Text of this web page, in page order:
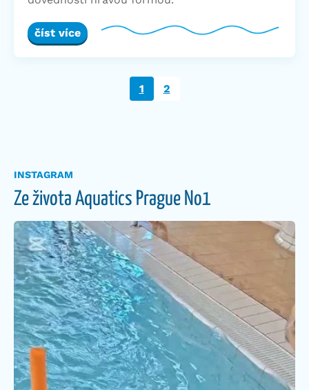
číst více
1 2
INSTAGRAM
Ze života Aquatics Prague No1